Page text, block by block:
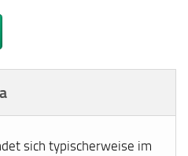
sich typischerweise im